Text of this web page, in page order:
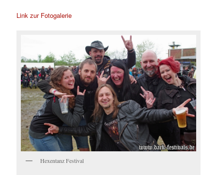
Link zur Fotogalerie
Hexentanz Festival